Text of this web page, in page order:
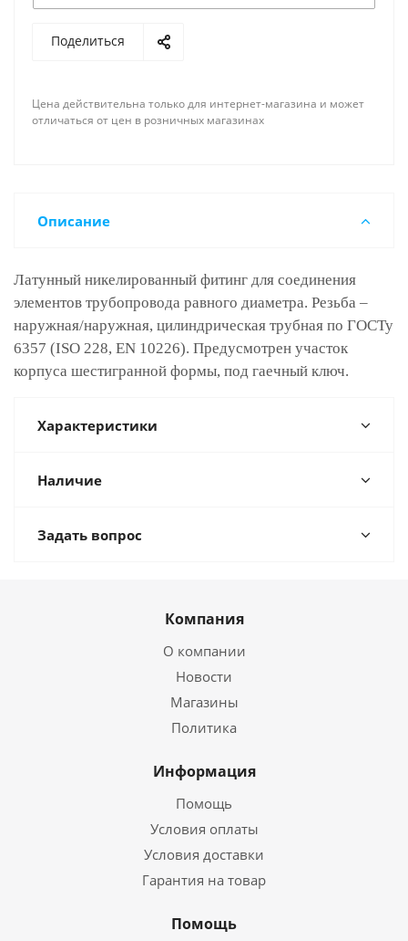
Поделиться
Цена действительна только для интернет-магазина и может
отличаться от цен в розничных магазинах
Описание
Латунный никелированный фитинг для соединения
элементов трубопровода равного диаметра. Резьба –
наружная/наружная, цилиндрическая трубная по ГОСТу
6357 (ISO 228, EN 10226). Предусмотрен участок
корпуса шестигранной формы, под гаечный ключ.
Характеристики
Наличие
Задать вопрос
Компания
О компании
Новости
Магазины
Политика
Информация
Помощь
Условия оплаты
Условия доставки
Гарантия на товар
Помощь